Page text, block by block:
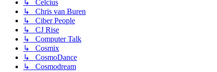
↳ Celcius
↳ Chris van Buren
↳ Ciber People
↳ CJ Rise
↳ Computer Talk
↳ Cosmix
↳ CosmoDance
↳ Cosmodream